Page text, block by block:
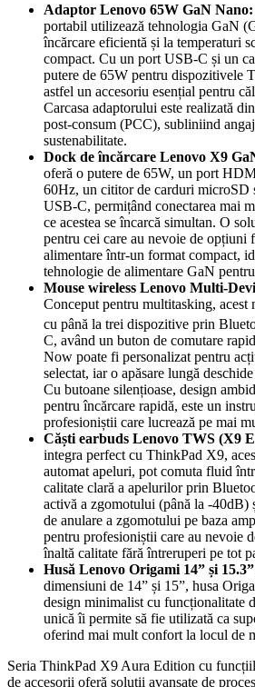
Adaptor Lenovo 65W GaN Nano:
portabil utilizează tehnologia GaN
încărcare eficientă și la temperaturi
compact. Cu un port USB-C și un
putere de 65W pentru dispozitivele
astfel un accesoriu esențial pentru
Carcasa adaptorului este realizată
post-consum (PCC), subliniind
sustenabilitate.
Dock de încărcare Lenovo X9
oferă o putere de 65W, un port
60Hz, un cititor de carduri
USB-C, permițând conectarea mai
ce acestea se încarcă simultan. O
pentru cei care au nevoie de opțiuni
alimentare într-un format compact,
tehnologie de alimentare GaN
Mouse wireless Lenovo Multi-
Conceput pentru multitasking, acest
cu până la trei dispozitive prin
C, având un buton de comutare
Now poate fi personalizat pentru
selectat, iar o apăsare lungă
Cu butoane silențioase, design
pentru încărcare rapidă, este un
profesioniștii care lucrează pe mai
Căști earbuds Lenovo TWS (X9
integra perfect cu ThinkPad X9,
automat apeluri, pot comuta fluid
calitate clară a apelurilor prin
activă a zgomotului (până la -40dB)
de anulare a zgomotului pe baza
pentru profesioniștii care au nevoie
înaltă calitate fără întreruperi pe tot
Husă Lenovo Origami 14” și
dimensiuni de 14” și 15”, husa
design minimalist cu funcționalitate
unică îi permite să fie utilizată ca
oferind mai mult confort la locul de
Seria ThinkPad X9 Aura Edition cu
de accesorii oferă soluții avansate de